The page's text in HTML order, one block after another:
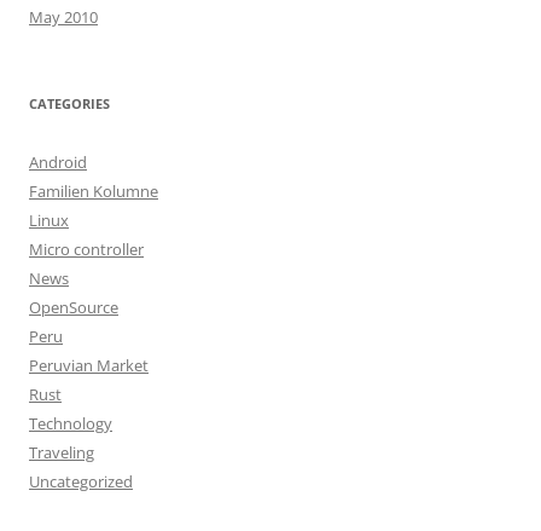
May 2010
CATEGORIES
Android
Familien Kolumne
Linux
Micro controller
News
OpenSource
Peru
Peruvian Market
Rust
Technology
Traveling
Uncategorized